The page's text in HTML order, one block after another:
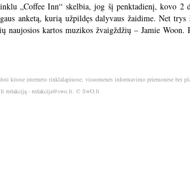
„Coffee Inn“ skelbia, jog šį penktadienį, kovo
anketą, kurią užpildęs dalyvaus žaidime. Net
naujosios kartos muzikos žvaigždžių – Jamie
kitose interneto tinklalapiuose, visuomenės informavimo priemonėse bei
redakciją - redakcija@swo.lt. © SwO.lt